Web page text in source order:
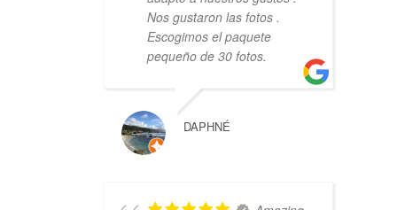
Nos gustaron las fotos .
Escogimos el paquete
pequeño de 30 fotos.
DAPHNÉ